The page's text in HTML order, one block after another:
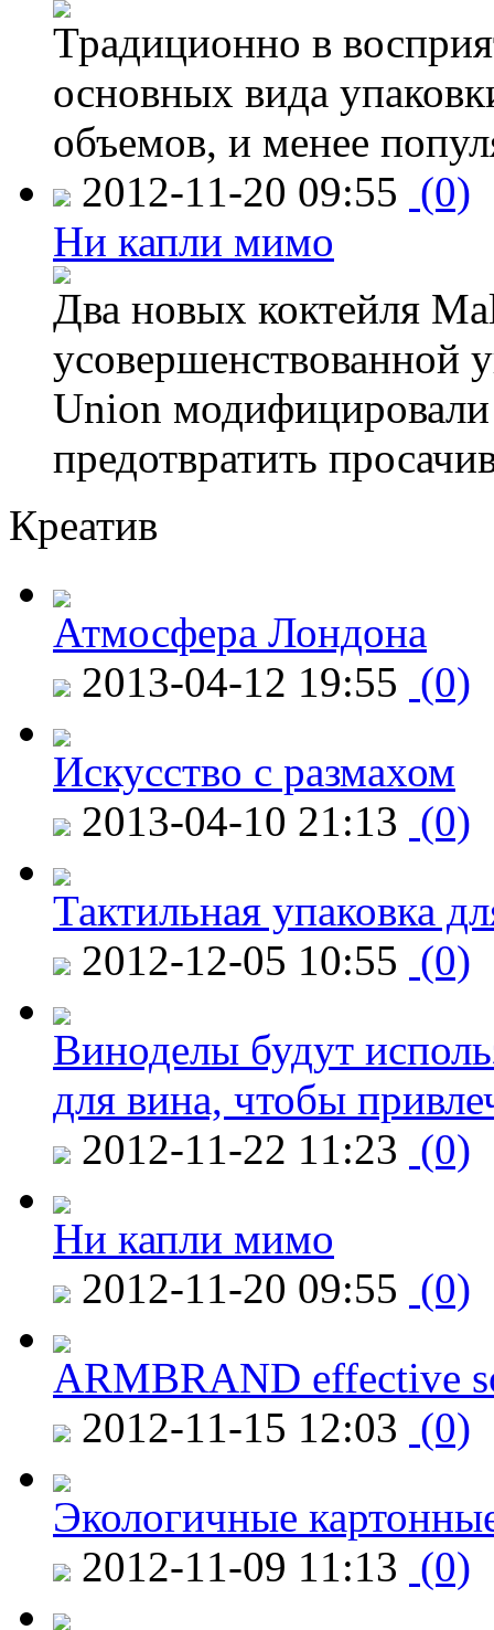
Традиционно в
основных вида
объемов, и менее
2012-11-20 09:55 (0)
Ни капли мимо
Два новых коктейля
усовершенствованной
Union модифицировали
предотвратить
Креатив
Атмосфера Лондона
2013-04-12 19:55 (0)
Искусство с размахом
2013-04-10 21:13 (0)
Тактильная упаковка
2012-12-05 10:55 (0)
Виноделы будут
для вина, чтобы
2012-11-22 11:23 (0)
Ни капли мимо
2012-11-20 09:55 (0)
ARMBRAND effective
2012-11-15 12:03 (0)
Экологичные
2012-11-09 11:13 (0)